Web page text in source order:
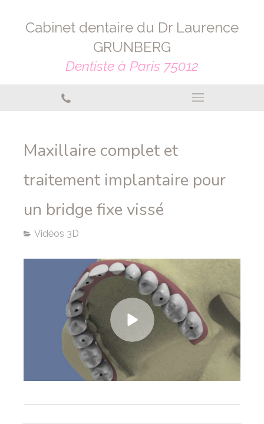
Cabinet dentaire du Dr Laurence
GRUNBERG
Dentiste à Paris 75012
Maxillaire complet et
traitement implantaire pour
un bridge fixe vissé
Vidéos 3D